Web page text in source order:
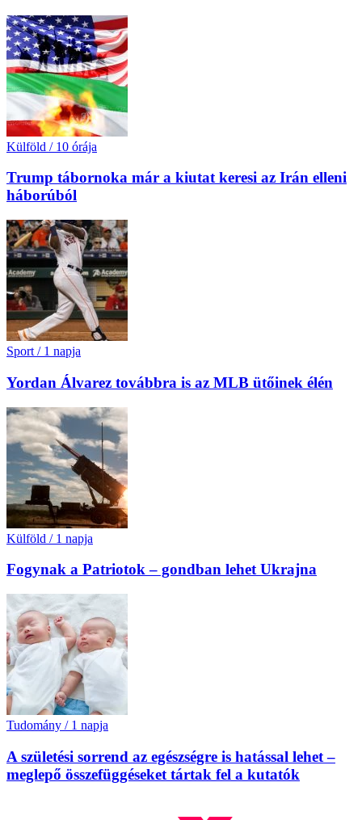
Külföld / 10 órája
Trump tábornoka már a kiutat keresi az Irán elleni
háborúból
Sport / 1 napja
Yordan Álvarez továbbra is az MLB ütőinek élén
Külföld / 1 napja
Fogynak a Patriotok – gondban lehet Ukrajna
Tudomány / 1 napja
A születési sorrend az egészségre is hatással lehet –
meglepő összefüggéseket tártak fel a kutatók